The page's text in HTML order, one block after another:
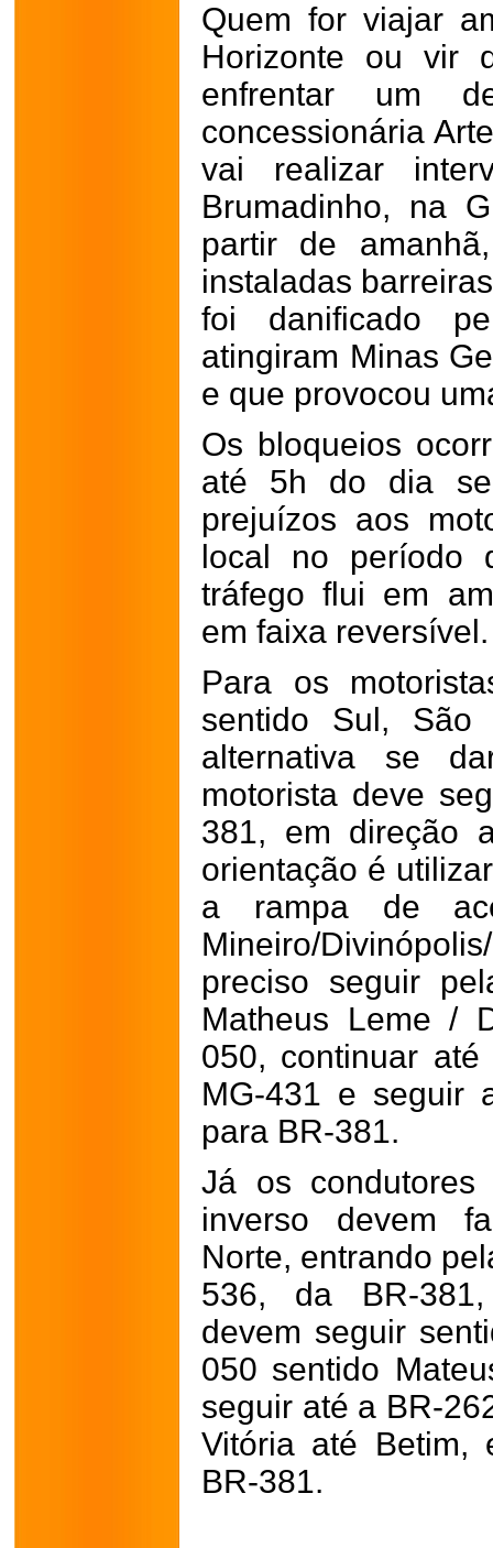
Quem for viajar
Horizonte ou vir
enfrentar um
concessionária
vai realizar
Brumadinho, na
partir de
instaladas
foi danificado
atingiram Minas
e que provocou
Os bloqueios
até 5h do dia
prejuízos aos
local no período
tráfego flui em
em faixa reversível.
Para os
sentido Sul,
alternativa se
motorista deve
381, em direção
orientação é
a rampa de
Mineiro/
preciso seguir
Matheus Leme /
050, continuar
MG-431 e seguir
para BR-381.
Já os
inverso devem
Norte, entrando
536, da BR-
devem seguir
050 sentido
seguir até a BR-
Vitória até Betim,
BR-381.